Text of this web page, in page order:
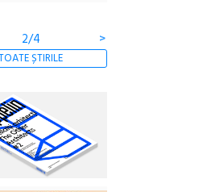
2/4 >
ȘTIRILE